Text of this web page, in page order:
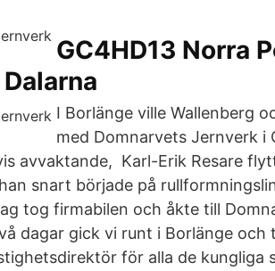
GC4HD13 Norra
I Borlänge ville Wallenberg
med Domnarvets Jernverk i
avvaktande, Karl-Erik Resare
snart började på
tog firmabilen och åkte till
dagar gick vi runt i Borlänge
för alla de kungliga